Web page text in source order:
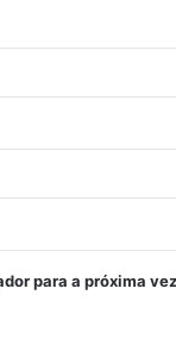
para a próxima